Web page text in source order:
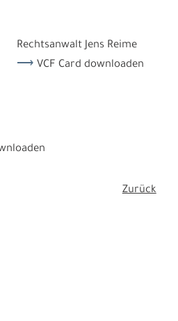
Rechtsanwalt Jens Reime
VCF Card downloaden
Zurück